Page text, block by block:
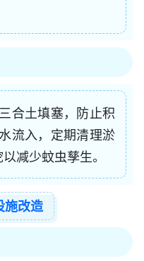
合土填塞，防止积
流入，定期清理淤
减少蚊虫孳生。
施改造